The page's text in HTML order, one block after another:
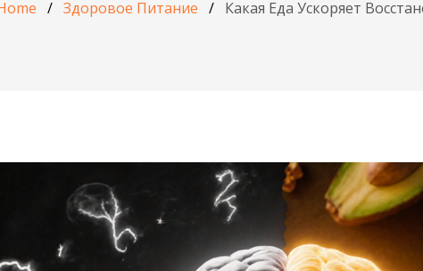
Здоровое Питание Какая Еда Ускоряет